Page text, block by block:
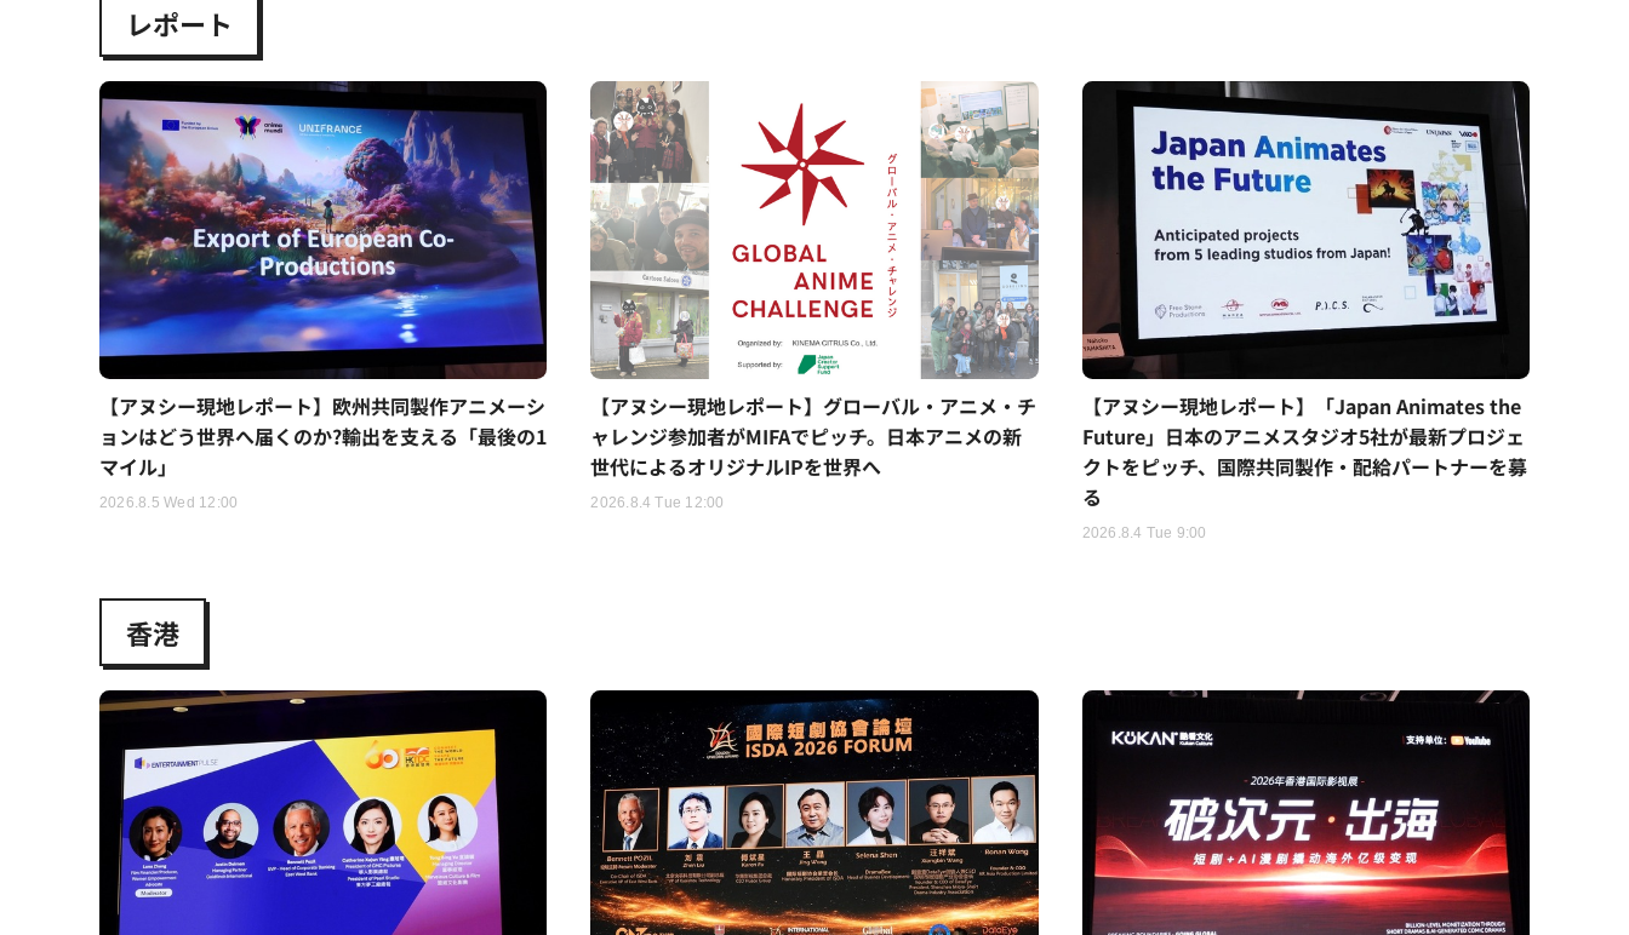
レポート
【アヌシー現地レポート】欧州共同製作アニメーシ
ョンはどう世界へ届くのか?輸出を支える「最後の1
マイル」
2026.8.5 Wed 12:00
【アヌシー現地レポート】グローバル・アニメ・チ
ャレンジ参加者がMIFAでピッチ。日本アニメの新
世代によるオリジナルIPを世界へ
2026.8.4 Tue 12:00
【アヌシー現地レポート】「Japan Animates the
Future」日本のアニメスタジオ5社が最新プロジェ
クトをピッチ、国際共同製作・配給パートナーを募
る
2026.8.4 Tue 9:00
香港